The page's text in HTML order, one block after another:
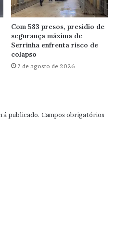
Com 583 presos, presídio de
segurança máxima de
Serrinha enfrenta risco de
colapso
7 de agosto de 2026
publicado. Campos obrigatórios